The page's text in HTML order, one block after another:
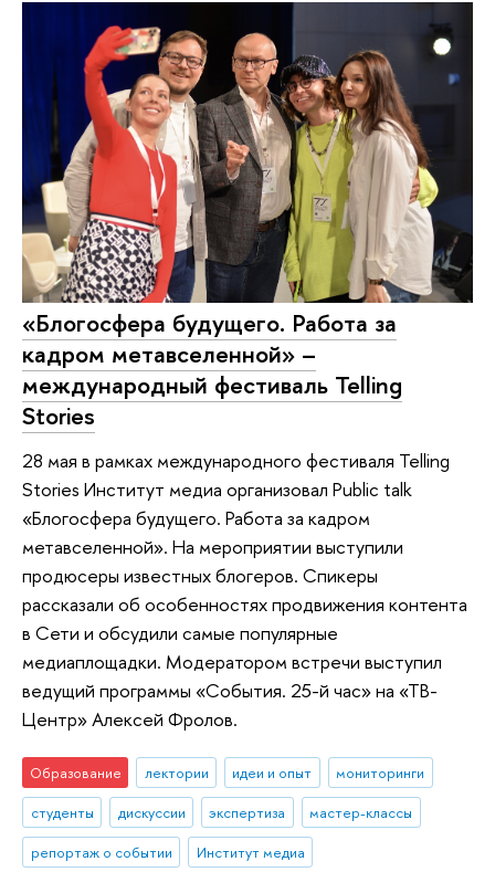
«Блогосфера будущего. Работа за
кадром метавселенной» –
международный фестиваль Telling
Stories
28 мая в рамках международного фестиваля Telling
Stories Институт медиа организовал Public talk
«Блогосфера будущего. Работа за кадром
метавселенной». На мероприятии выступили
продюсеры известных блогеров. Спикеры
рассказали об особенностях продвижения контента
в Сети и обсудили самые популярные
медиаплощадки. Модератором встречи выступил
ведущий программы «События. 25-й час» на «ТВ-
Центр» Алексей Фролов.
Образование лектории идеи и опыт
мониторинги
студенты
дискуссии экспертиза
мастер-классы
репортаж о событии
Институт медиа